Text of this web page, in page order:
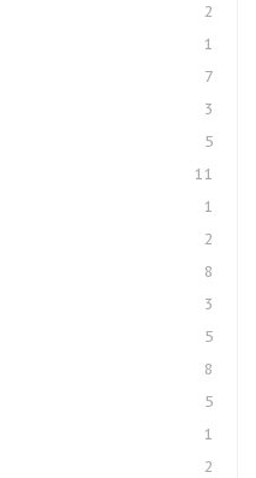
2
1
7
3
5
11
1
2
8
3
5
8
5
1
2